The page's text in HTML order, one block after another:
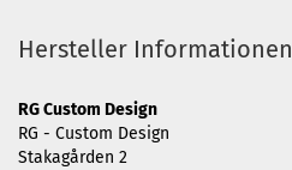
Hersteller Informationen
RG Custom Design
RG - Custom Design
Stakagården 2